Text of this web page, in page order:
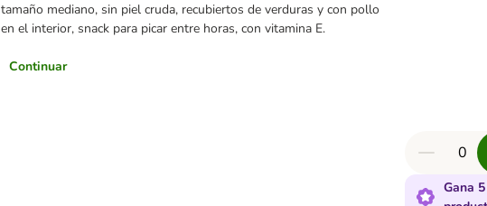
tamaño mediano, sin piel cruda, recubiertos de verduras y con pollo
en el interior, snack para picar entre horas, con vitamina E.
Continuar
Gana